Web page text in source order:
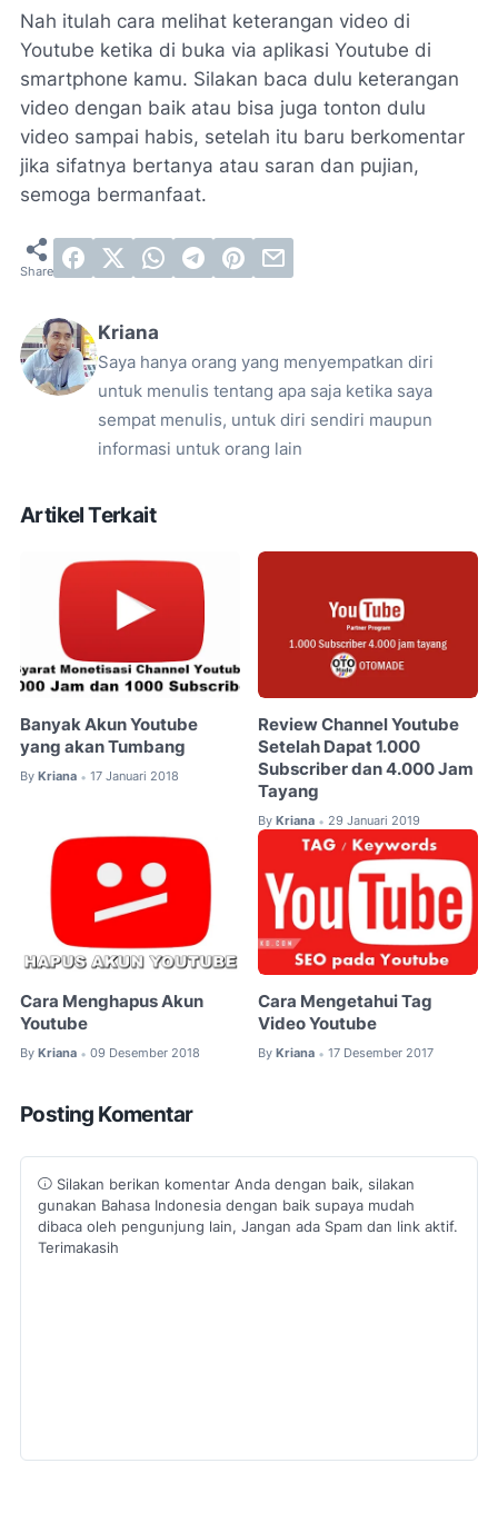
Nah itulah cara melihat keterangan video di
Youtube ketika di buka via aplikasi Youtube di
smartphone kamu. Silakan baca dulu keterangan
video dengan baik atau bisa juga tonton dulu
video sampai habis, setelah itu baru berkomentar
jika sifatnya bertanya atau saran dan pujian,
semoga bermanfaat.
Kriana
Saya hanya orang yang menyempatkan diri
untuk menulis tentang apa saja ketika saya
sempat menulis, untuk diri sendiri maupun
informasi untuk orang lain
Artikel Terkait
Banyak Akun Youtube
yang akan Tumbang
By Kriana • 17 Januari 2018
Review Channel Youtube
Setelah Dapat 1.000
Subscriber dan 4.000 Jam
Tayang
By Kriana • 29 Januari 2019
Cara Menghapus Akun
Youtube
By Kriana • 09 Desember 2018
Cara Mengetahui Tag
Video Youtube
By Kriana • 17 Desember 2017
Posting Komentar
Silakan berikan komentar Anda dengan baik, silakan
gunakan Bahasa Indonesia dengan baik supaya mudah
dibaca oleh pengunjung lain, Jangan ada Spam dan link aktif.
Terimakasih